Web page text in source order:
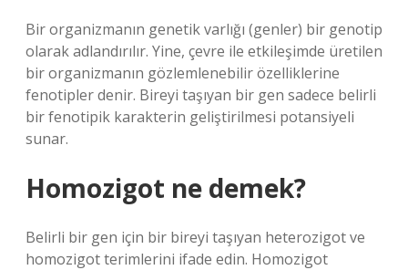
Bir organizmanın genetik varlığı (genler) bir genotip
olarak adlandırılır. Yine, çevre ile etkileşimde üretilen
bir organizmanın gözlemlenebilir özelliklerine
fenotipler denir. Bireyi taşıyan bir gen sadece belirli
bir fenotipik karakterin geliştirilmesi potansiyeli
sunar.
Homozigot ne demek?
Belirli bir gen için bir bireyi taşıyan heterozigot ve
homozigot terimlerini ifade edin. Homozigot